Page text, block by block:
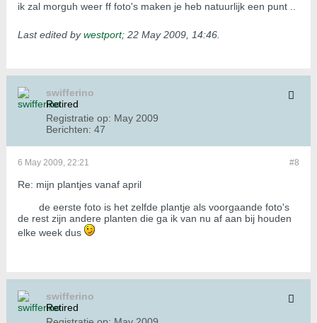
ik zal morguh weer ff foto's maken je heb natuurlijk een punt ..
Last edited bywestport; 22 May 2009, 14:46
swifferino
Retired
Registratie op: May 2009
Berichten: 47
#8
6 May 2009, 22:21
Re: mijn plantjes vanaf april
de eerste foto is het zelfde plantje als voorgaande foto's
de rest zijn andere planten die ga ik van nu af aan bij houden
elke week dus
swifferino
Retired